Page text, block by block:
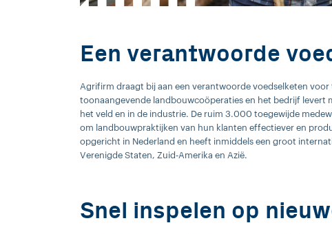
Een verantwoorde
Agrifirm draagt bij aan een verantwoorde voedselketen
toonaangevende landbouwcoöperaties en het bedrijf levert
het veld en in de industrie. De ruim 3.000 toegewijde
om landbouwpraktijken van hun klanten effectiever en
opgericht in Nederland en heeft inmiddels een groot
Verenigde Staten, Zuid-Amerika en Azië.
Snel inspelen op